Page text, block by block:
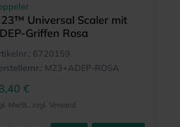
Universal Scaler mit
Griffen Rosa
6720159
M23+ADEP-ROSA
€
MwSt., zzgl. Versand